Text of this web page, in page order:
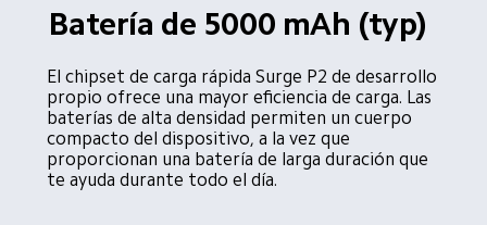
Batería de 5000 mAh (typ)
El chipset de carga rápida Surge P2 de desarrollo
propio ofrece una mayor eficiencia de carga. Las
baterías de alta densidad permiten un cuerpo
compacto del dispositivo, a la vez que
proporcionan una batería de larga duración que
te ayuda durante todo el día.